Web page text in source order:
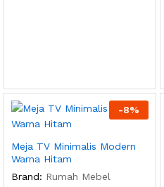
-8%
Meja TV Minimalis Modern
Warna Hitam
Brand: Rumah Mebel